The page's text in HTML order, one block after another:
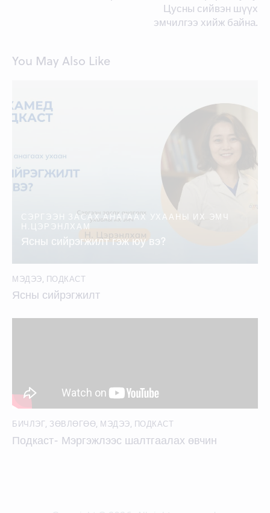
Цусны сийвэн шүүх
эмчилгээ хийж байна.
You May Also Like
СЭРГЭЭН ЗАСАХ АНАГААХ УХААНЫ ИХ ЭМЧ
Н.ЦЭРЭНЛХАМ
Ясны сийрэгжилт гэж юу вэ?
МЭДЭЭ, ПОДКАСТ
Ясны сийрэгжилт
БИЧЛЭГ, ЗӨВЛӨГӨӨ, МЭДЭЭ, ПОДКАСТ
Подкаст- Мэргэжлээс шалтгаалах өвчин